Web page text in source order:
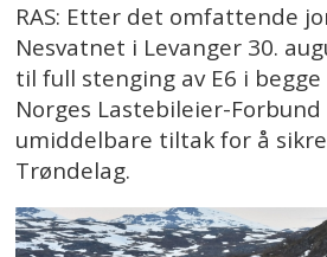
RAS: Etter det omfattende
Nesvatnet i Levanger 30.
til full stenging av E6 i
Norges Lastebileier-Forbund
umiddelbare tiltak for å
Trøndelag.